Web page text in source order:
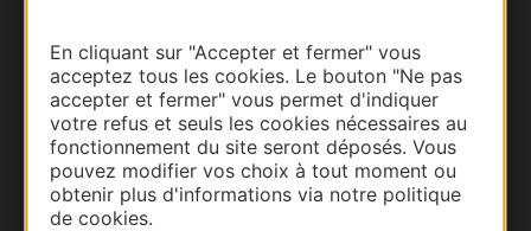
En cliquant sur "Accepter et fermer" vous
acceptez tous les cookies. Le bouton "Ne pas
accepter et fermer" vous permet d'indiquer
votre refus et seuls les cookies nécessaires au
fonctionnement du site seront déposés. Vous
pouvez modifier vos choix à tout moment ou
obtenir plus d'informations via notre politique
de cookies.
Thermalisme
Business/Mice